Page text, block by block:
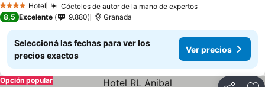
4 EstrellasHotel Cócteles de autor de la mano de expertos
8,5 Excelente 9.880 Granada
Seleccioná las fechas para ver los
precios exactos
Ver precios
Opción popular